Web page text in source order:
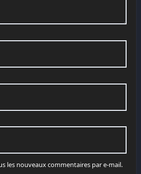
les nouveaux commentaires par e-mail.